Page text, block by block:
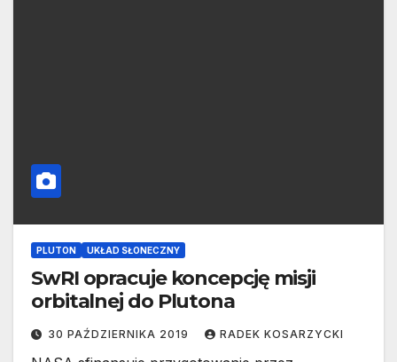
PLUTON UKŁAD SŁONECZNY
SwRI opracuje koncepcję misji
orbitalnej do Plutona
30 PAŹDZIERNIKA 2019 RADEK KOSARZYCKI